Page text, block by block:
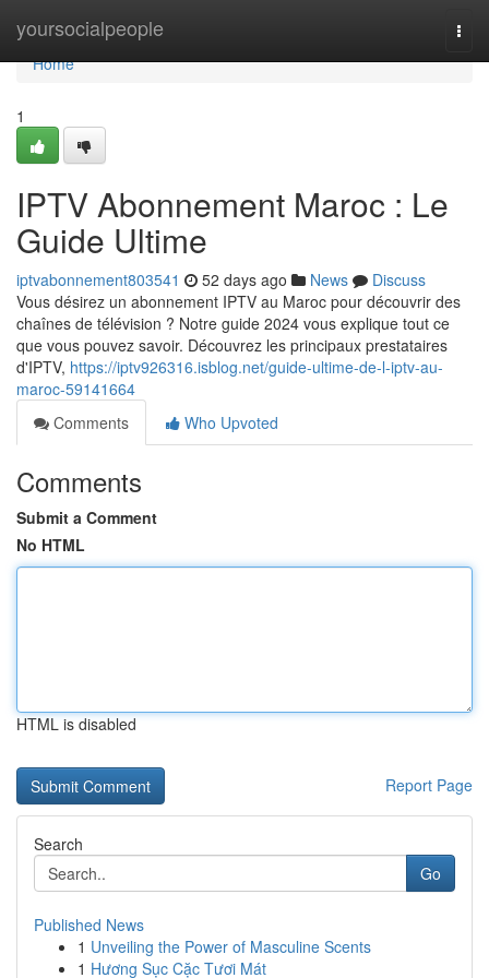
yoursocialpeople
Home
Home
1
IPTV Abonnement Maroc : Le
Guide Ultime
iptvabonnement803541 52 days ago News
Discuss
Vous désirez un abonnement IPTV au Maroc pour découvrir des
chaînes de télévision ? Notre guide 2024 vous explique tout ce
que vous pouvez savoir. Découvrez les principaux prestataires
d'IPTV, https://iptv926316.isblog.net/guide-ultime-de-l-iptv-au-
maroc-59141664
Comments
Who Upvoted
Comments
Submit a Comment
No HTML
HTML is disabled
Report Page
Search
Go
Published News
1 Unveiling the Power of Masculine Scents
1 Hương Sục Cặc Tươi Mát